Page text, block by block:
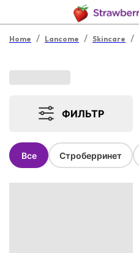
Home / Lancome / Skincare /
ФИЛЬТР
Все Строберринет